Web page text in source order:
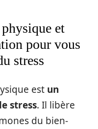
et
pour vous
stress
est un
stress. Il libère
du bien-